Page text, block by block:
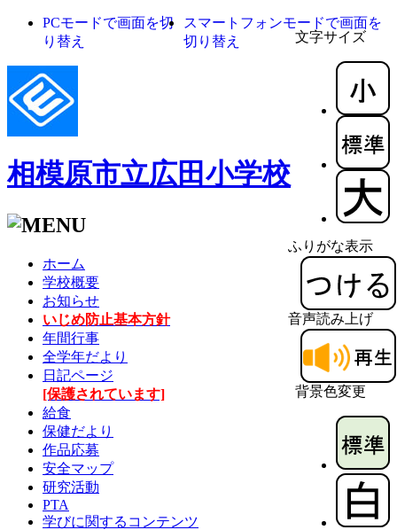
文字サイズ
ふりがな表示
音声読み上げ
背景色変更
PCモードで画面を切
り替え
スマートフォンモードで画面を
切り替え
相模原市立広田小学校
ホーム
学校概要
お知らせ
いじめ防止基本方針
年間行事
全学年だより
日記ページ
[保護されています]
給食
保健だより
作品応募
安全マップ
研究活動
PTA
学びに関するコンテンツ